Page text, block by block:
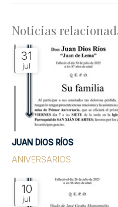
Noticias
31
jul
JUAN DIOS RÍOS
ANIVERSARIOS
10
jul